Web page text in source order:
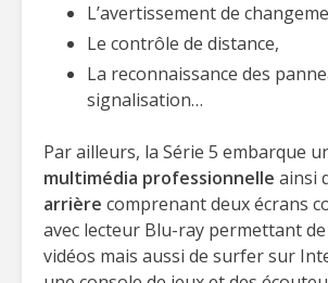
L’avertissement de
Le contrôle de distance,
La reconnaissance des
signalisation…
Par ailleurs, la Série 5 embarque
multimédia professionnelle ainsi
arrière comprenant deux écrans
avec lecteur Blu-ray permettant
vidéos mais aussi de surfer sur